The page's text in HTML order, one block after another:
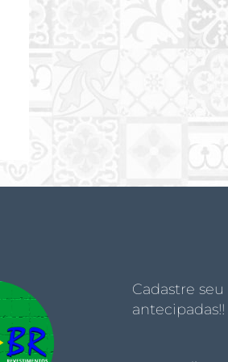
Cadastre
antecipadas!!